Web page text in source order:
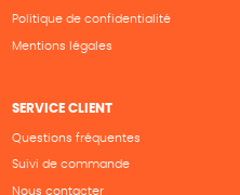
Politique de confidentialité
Mentions légales
SERVICE CLIENT
Questions fréquentes
Suivi de commande
Nous contacter